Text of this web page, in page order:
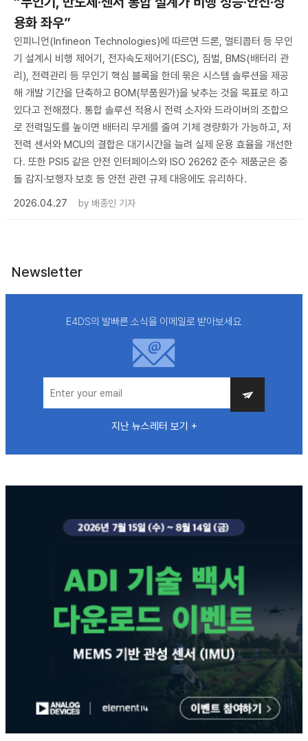
용화 좌우”
인피니언(Infineon Technologies)에 따르면 드론, 멀티콥터 등 무인
기 설계시 비행 제어기, 전자속도제어기(ESC), 짐벌, BMS(배터리 관
리), 전력관리 등 무인기 핵심 블록을 한데 묶은 시스템 솔루션을 제공
해 개발 기간을 단축하고 BOM(부품원가)을 낮추는 것을 목표로 하고
있다고 전해졌다. 통합 솔루션 적용시 전력 소자와 드라이버의 조합으
로 전력밀도를 높이면 배터리 무게를 줄여 기체 경량화가 가능하고, 저
전력 센서와 MCU의 결합은 대기시간을 늘려 실제 운용 효율을 개선한
다. 또한 PSI5 같은 안전 인터페이스와 ISO 26262 준수 제품군은 충
돌 감지·보행자 보호 등 안전 관련 규제 대응에도 유리하다.
2026.04.27
by 배종인 기자
Newsletter
E4DS의 발빠른 소식을 이메일로 받아보세요
지난 뉴스레터 보기 +